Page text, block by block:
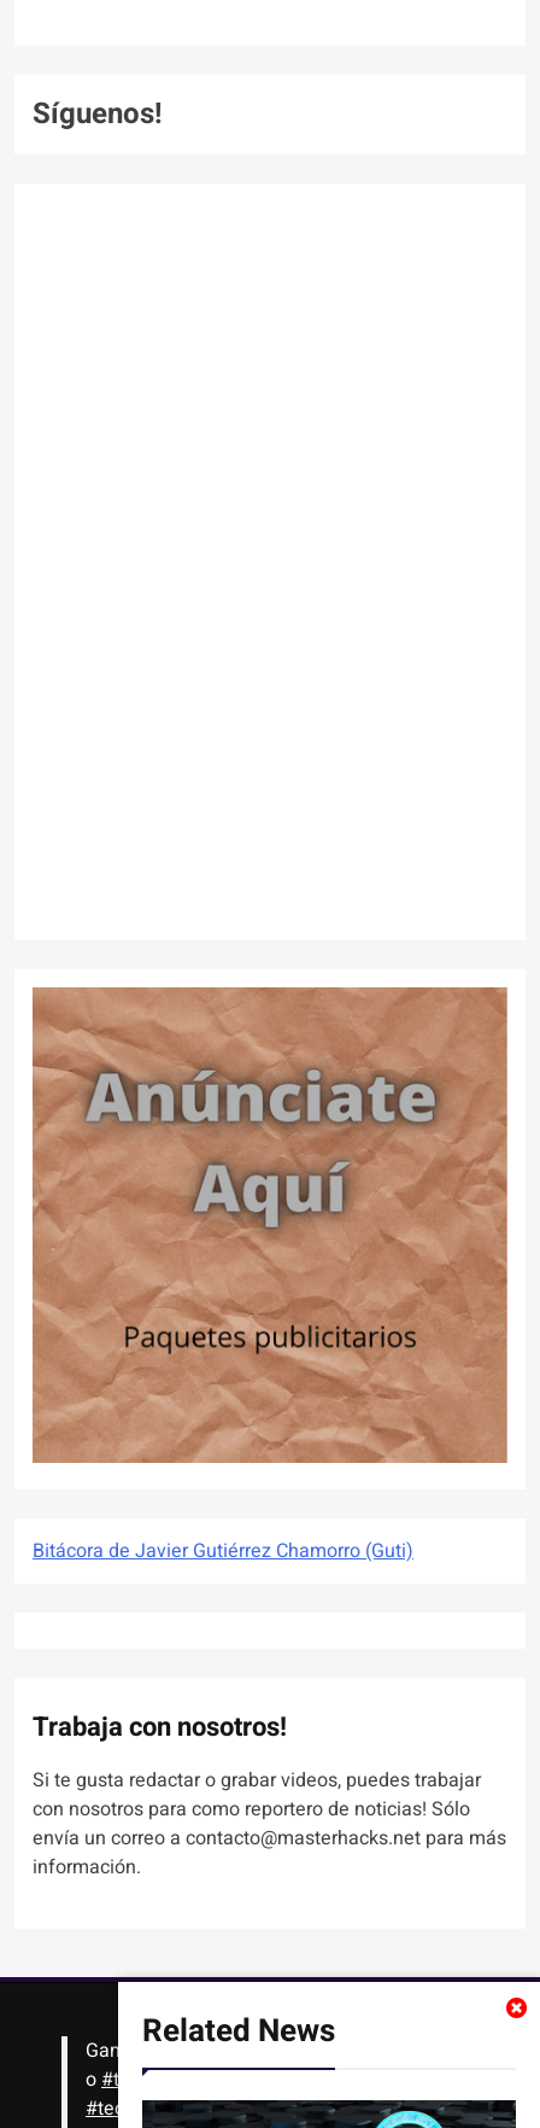
Related News
Síguenos!
Bitácora de Javier Gutiérrez Chamorro (Guti)
Trabaja con nosotros!
Si te gusta redactar o grabar videos, puedes trabajar
con nosotros para como reportero de noticias! Sólo
envía un correo a contacto@masterhacks.net para más
información.
Gana #Bitcoin solo con leer artículos, noticias
o#tutoriales
#tecnología,#criptomonedas, seguridad